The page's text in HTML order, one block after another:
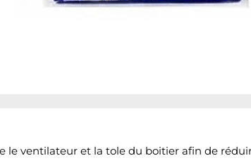
le ventilateur et la tole du boitier afin de